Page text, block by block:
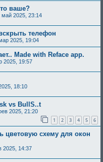
ваше?
май 2025, 23:14
телефон
2025, 19:04
Made with Reface app.
2025, 19:57
18:10
vs BullS..t
2025, 21:20
1 2 3 4 5 6
цветовую схему для окoн
2025, 14:37